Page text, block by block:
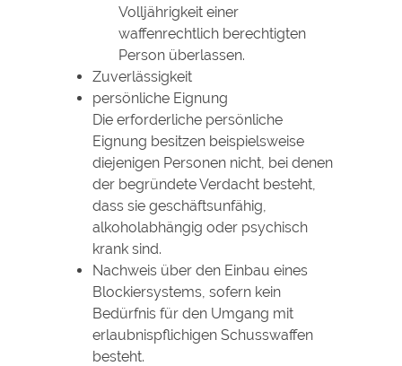
Volljährigkeit einer
waffenrechtlich berechtigten
Person überlassen.
Zuverlässigkeit
persönliche Eignung
Die erforderliche persönliche
Eignung besitzen beispielsweise
diejenigen Personen nicht, bei denen
der begründete Verdacht besteht,
dass sie geschäftsunfähig,
alkoholabhängig oder psychisch
krank sind.
Nachweis über den Einbau eines
Blockiersystems, sofern kein
Bedürfnis für den Umgang mit
erlaubnispflichigen Schusswaffen
besteht.